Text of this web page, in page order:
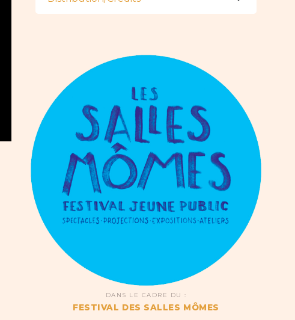
DANS LE CADRE DU :
FESTIVAL DES SALLES MÔMES